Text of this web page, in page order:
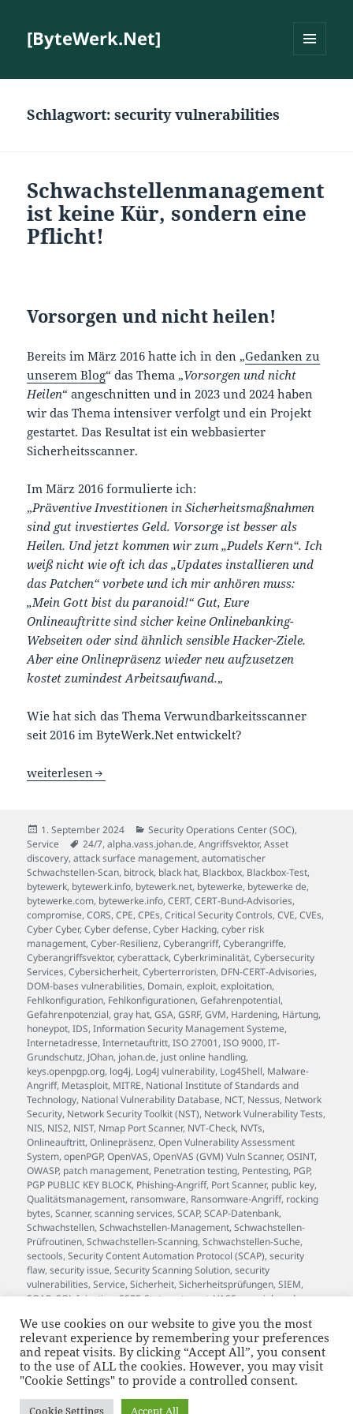
[ByteWerk.Net]
Schlagwort:security vulnerabilities
Schwachstellenmanagement
ist keine Kür, sondern eine
Pflicht!
Vorsorgen und nicht heilen!
Bereits im März 2016 hatte ich in den „Gedanken zu
unserem Blog“ das Thema „Vorsorgen und nicht
Heilen“ angeschnitten und in 2023 und 2024 haben
wir das Thema intensiver verfolgt und ein Projekt
gestartet. Das Resultat ist ein webbasierter
Sicherheitsscanner.
Im März 2016 formulierte ich:
„Präventive Investitionen in Sicherheitsmaßnahmen
sind gut investiertes Geld. Vorsorge ist besser als
Heilen. Und jetzt kommen wir zum „Pudels Kern“. Ich
weiß nicht wie oft ich das „Updates installieren und
das Patchen“ vorbete und ich mir anhören muss:
„Mein Gott bist du paranoid!“ Gut, Eure
Onlineauftritte sind sicher keine Onlinebanking-
Webseiten oder sind ähnlich sensible Hacker-Ziele.
Aber eine Onlinepräsenz wieder neu aufzusetzen
kostet zumindest Arbeitsaufwand.„
Wie hat sich das Thema Verwundbarkeitsscanner
seit 2016 im ByteWerk.Net entwickelt?
Schwachstellenmanagement ist keine Kür, sondern eine
weiterlesen
Veröffentlicht
am
1. September 2024 Kategorien
Security Operations Center (SOC),
Service
Schlagwörter
24/7,alpha.vass.johan.de,Angriffsvektor,Asset
discovery,attack surface management,automatischer
Schwachstellen-Scan, bitrock, black hat, Blackbox, Blackbox-Test,
bytewerk, bytewerk.info, bytewerk.net, bytewerke, bytewerke de,
bytewerke.com, bytewerke.info,CERT,CERT-Bund-Advisories,
compromise,CORS,CPE,CPEs,Critical Security Controls,CVE,CVEs,
Cyber Cyber,Cyber defense,Cyber Hacking,cyber risk
management,Cyber-Resilienz,Cyberangriff,Cyberangriffe,
Cyberangriffsvektor,cyberattack,Cyberkriminalität,Cybersecurity
Services,Cybersicherheit,Cyberterroristen, DFN-CERT-Advisories,
DOM-bases vulnerabilities, Domain,exploit,exploitation,
Fehlkonfiguration, Fehlkonfigurationen,Gefahrenpotential,
Gefahrenpotenzial,gray hat,GSA,GSRF,GVM, Hardening, Härtung,
honeypot,IDS,Information Security Management Systeme,
Internetadresse,Internetauftritt,ISO 27001,ISO 9000,IT-
Grundschutz, JOhan, johan.de, just online handling,
keys.openpgp.org, log4j, Log4J vulnerability, Log4Shell, Malware-
Angriff, Metasploit, MITRE, National Institute of Standards and
Technology, National Vulnerability Database, NCT, Nessus, Network
Security, Network Security Toolkit (NST), Network Vulnerability Tests,
NIS, NIS2, NIST, Nmap Port Scanner, NVT-Check, NVTs,
Onlineauftritt,Onlinepräsenz,Open Vulnerability Assessment
System,openPGP,OpenVAS,OpenVAS (GVM) Vuln Scanner,OSINT,
OWASP, patch management, Penetration testing, Pentesting, PGP,
PGP PUBLIC KEY BLOCK, Phishing-Angriff, Port Scanner, public key,
Qualitätsmanagement, ransomware, Ransomware-Angriff, rocking
bytes,Scanner,scanning services,SCAP,SCAP-Datenbank,
Schwachstellen,Schwachstellen-Management,Schwachstellen-
Prüfroutinen,Schwachstellen-Scanning,Schwachstellen-Suche,
sectools,Security Content Automation Protocol (SCAP),security
flaw,security issue,Security Scanning Solution,security
vulnerabilities,Service,Sicherheit,Sicherheitsprüfungen,SIEM,
SOAR,SQL-Injection,SSRF,Status,stuxnet,VASS,vass.johan.de,
Vulnerability Assessment Scanner Service ,vulnerability scan,
vulnerability scanning,Wartung,Webanwendung,WebSockets,
white hat,Whitebox, Whitebox-Test,XSS,zero-day exploit
supported by bytewerk.netand JOhan™
JOhan™ ist eine beim Deutschen Patent- und Markenamt
We use cookies on our website to give you the most
relevant experience by remembering your preferences
and repeat visits. By clicking “Accept All”, you consent
to the use of ALL the cookies. However, you may visit
"Cookie Settings" to provide a controlled consent.
Cookie Settings Accept All